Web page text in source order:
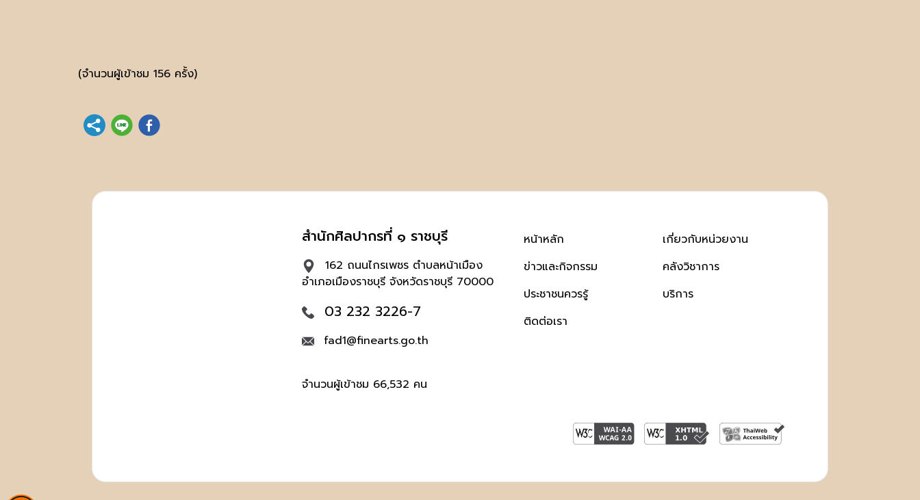
(จำนวนผู้เข้าชม 156 ครั้ง)
สำนักศิลปากรที่ ๑ ราชบุรี
162 ถนนไกรเพชร ตำบลหน้าเมือง
อำเภอเมืองราชบุรี จังหวัดราชบุรี 70000
03 232 3226-7
fad1@finearts.go.th
จำนวนผู้เข้าชม 66,532 คน
หน้าหลัก
ข่าวและกิจกรรม
ประชาชนควรรู้
ติดต่อเรา
เกี่ยวกับหน่วยงาน
คลังวิชาการ
บริการ